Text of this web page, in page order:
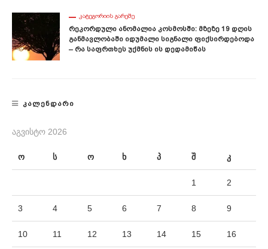
ᲙᲐᲢᲔᲒᲝᲠᲘᲘᲡ ᲒᲐᲠᲔᲨᲔ
Რეკორდული Ანომალია Კოსმოსში: Მზეზე 19 Დღის
Განმავლობაში Იდუმალი Სიგნალი Ფიქსირდებოდა
– Რა Საფრთხეს Უქმნის Ის Დედამიწას
ᲙᲐᲚᲔᲜᲓᲐᲠᲘ
ᲐᲒᲕᲘᲡᲢᲝ 2026
ო ს ო ხ პ შ კ
1 2
3 4 5 6 7 8 9
10 11 12 13 14 15 16